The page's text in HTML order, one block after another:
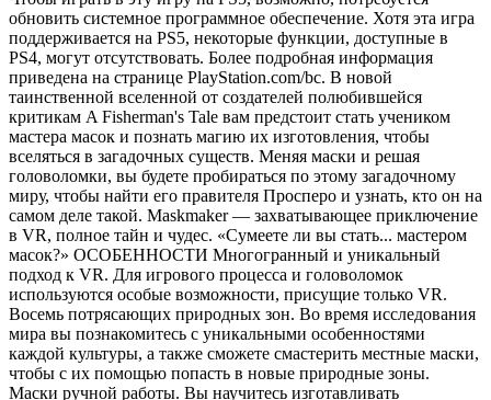
обновить системное программное обеспечение. Хотя эта игра
поддерживается на PS5, некоторые функции, доступные в
PS4, могут отсутствовать. Более подробная информация
приведена на странице PlayStation.com/bc. В новой
таинственной вселенной от создателей полюбившейся
критикам A Fisherman's Tale вам предстоит стать учеником
мастера масок и познать магию их изготовления, чтобы
вселяться в загадочных существ. Меняя маски и решая
головоломки, вы будете пробираться по этому загадочному
миру, чтобы найти его правителя Просперо и узнать, кто он на
самом деле такой. Maskmaker — захватывающее приключение
в VR, полное тайн и чудес. «Сумеете ли вы стать... мастером
масок?» ОСОБЕННОСТИ Многогранный и уникальный
подход к VR. Для игрового процесса и головоломок
используются особые возможности, присущие только VR.
Восемь потрясающих природных зон. Во время исследования
мира вы познакомитесь с уникальными особенностями
каждой культуры, а также сможете смастерить местные маски,
чтобы с их помощью попасть в новые природные зоны.
Маски ручной работы. Вы научитесь изготавливать